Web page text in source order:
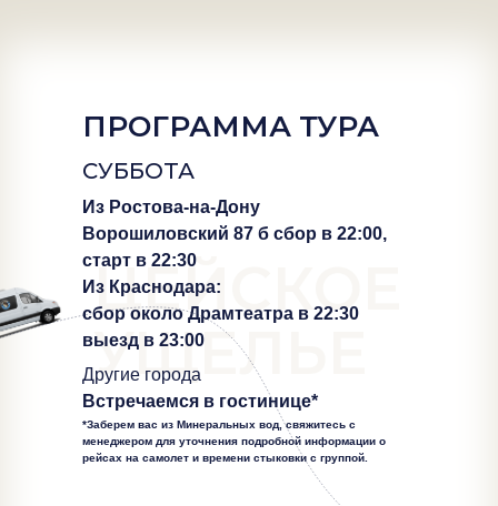
ЦЕЙСКОЕ
УЩЕЛЬЕ
ПРОГРАММА ТУРА
СУББОТА
Из Ростова-на-Дону
Ворошиловский 87 б сбор в 22:00,
старт в 22:30
*Заберем вас из Минеральных вод, свяжитесь с
менеджером для уточнения подробной информации о
рейсах на самолет и времени стыковки с группой.
Другие города
Встречаемся в гостинице*
Из Краснодара:
сбор около Драмтеатра в 22:30
выезд в 23:00